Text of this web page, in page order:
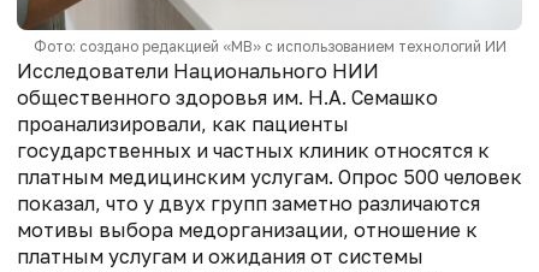
Фото: создано редакцией «МВ» с использованием технологий ИИ
Исследователи Национального НИИ
общественного здоровья им. Н.А. Семашко
проанализировали, как пациенты
государственных и частных клиник относятся к
платным медицинским услугам. Опрос 500 человек
показал, что у двух групп заметно различаются
мотивы выбора медорганизации, отношение к
платным услугам и ожидания от системы